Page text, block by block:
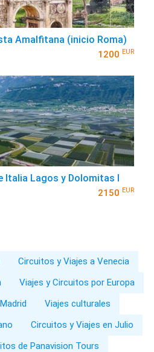
Amalfitana (inicio Roma)
1200 EUR
Italia Lagos y Dolomitas I
2150 EUR
Circuitos y Viajes a Venecia
Viajes y Circuitos por Europa
Viajes culturales
Circuitos y Viajes en Julio
de Panavision Tours